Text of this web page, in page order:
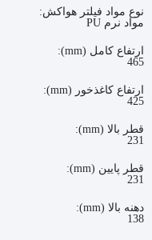
نوع مواد فیلتر هواکش:
مواد نرم PU
ارتفاع کامل (mm):
465
ارتفاع کاغذخور (mm):
425
قطر بالا (mm):
231
قطر پایین (mm):
231
دهنه بالا (mm):
138